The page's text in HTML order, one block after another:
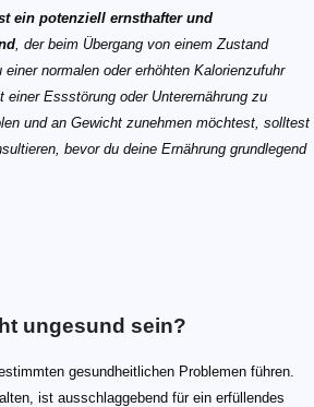
ein potenziell ernsthafter und
, der beim Übergang von einem Zustand
normalen oder erhöhten Kalorienzufuhr
einer Essstörung oder Unterernährung zu
und an Gewicht zunehmen möchtest, solltest
bevor du deine Ernährung grundlegend
ungesund sein?
gesundheitlichen Problemen führen.
ist ausschlaggebend für ein erfüllendes